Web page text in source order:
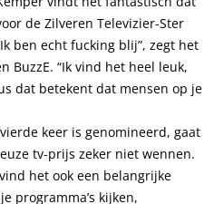
de Zilveren Televizier-Ster
ben echt fucking blij”, zegt het
BuzzE. “Ik vind het heel leuk,
dat betekent dat mensen op je
keer is genomineerd, gaat
tv-prijs zeker niet wennen.
het ook een belangrijke
programma’s kijken,